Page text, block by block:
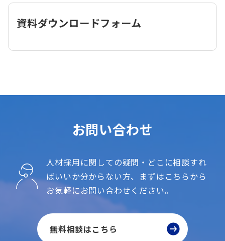
資料ダウンロードフォーム
お問い合わせ
人材採用に関しての疑問・どこに相談すれ
ばいいか分からない方、 まずはこちらから
お気軽にお問い合わせください。
無料相談はこちら